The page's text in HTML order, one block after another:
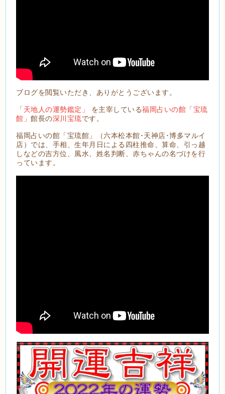
ブログを閲覧いただき、ありがとうございます。
「天地人の運勢鑑定」 を主宰している福岡占いの館「宝琉
館」館長の深川宝琉です。
福岡占いの館「宝琉館」（六本松本館･天神店･博多マルイ
店）では、手相、生年月日による四柱推命、算命、引っ越
しなどの吉方位、風水、姓名判断、赤ちゃんの名づけを行
っています。